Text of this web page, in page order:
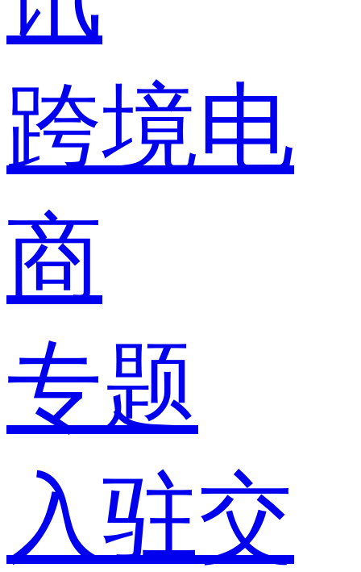
跨境电
商
专题
入驻交